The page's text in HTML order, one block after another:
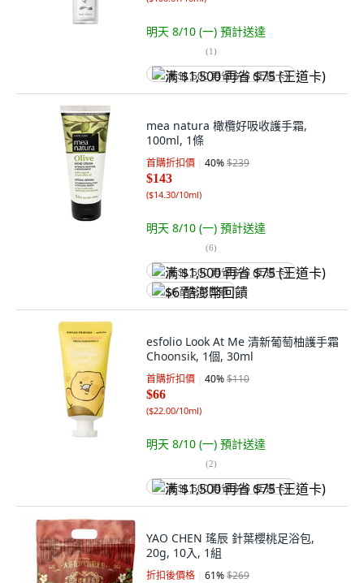
明天 8/10 (一) 預計送達
(1)
满 $1,500 再省 $75 (王道卡)
mea natura 橄欖好吸收護手霜,
100ml, 1條
首購折扣價 40%$239
$143
($14.30/10ml)
明天 8/10 (一) 預計送達
(6)
满 $1,500 再省 $75 (王道卡)
$6 酷澎幣回饋
esfolio Look At Me 清新葡萄柚護手霜
Choonsik, 1個, 30ml
首購折扣價 40%$110
$66
($22.00/10ml)
明天 8/10 (一) 預計送達
(2)
满 $1,500 再省 $75 (王道卡)
YAO CHEN 瑤辰 針葉櫻桃足浴包,
20g, 10入, 1組
折扣後價格 61%$269